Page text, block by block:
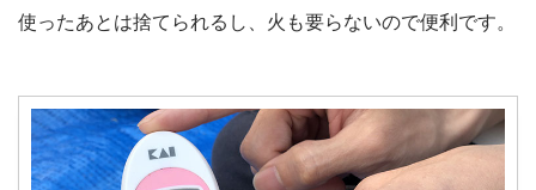
使ったあとは捨てられるし、火も要らないので便利です。